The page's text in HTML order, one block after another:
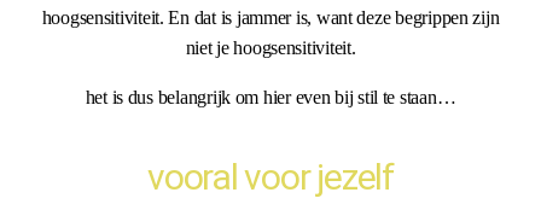
hoogsensitiviteit. En dat is jammer is, want deze begrippen zijn
niet je hoogsensitiviteit.
het is dus belangrijk om hier even bij stil te staan…
vooral voor jezelf